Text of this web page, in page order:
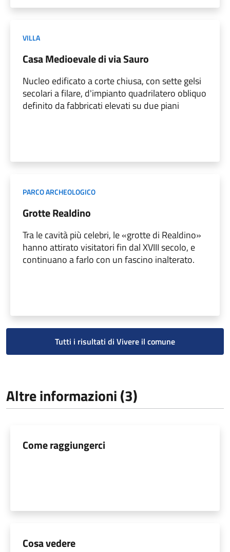
VILLA
Casa Medioevale di via Sauro
Nucleo edificato a corte chiusa, con sette gelsi
secolari a filare, d'impianto quadrilatero obliquo
definito da fabbricati elevati su due piani
PARCO ARCHEOLOGICO
Grotte Realdino
Tra le cavità più celebri, le «grotte di Realdino»
hanno attirato visitatori fin dal XVIII secolo, e
continuano a farlo con un fascino inalterato.
Tutti i risultati di Vivere il comune
Altre informazioni (3)
Come raggiungerci
Cosa vedere